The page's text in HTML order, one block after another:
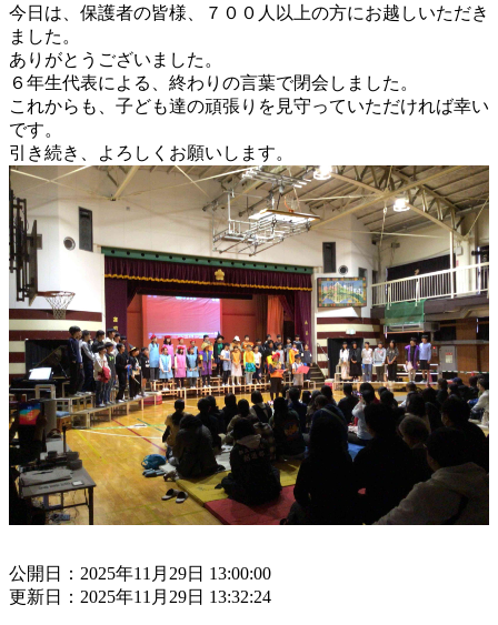
今日は、保護者の皆様、７００人以上の方にお越しいただき
ました。
ありがとうございました。
６年生代表による、終わりの言葉で閉会しました。
これからも、子ども達の頑張りを見守っていただければ幸い
です。
引き続き、よろしくお願いします。
公開日：2025年11月29日 13:00:00
更新日：2025年11月29日 13:32:24